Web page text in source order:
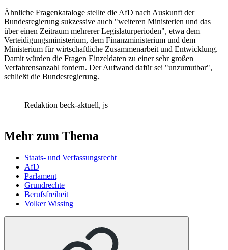
Ähnliche Fragenkataloge stellte die AfD nach Auskunft der
Bundesregierung sukzessive auch "weiteren Ministerien und das
über einen Zeitraum mehrerer Legislaturperioden", etwa dem
Verteidigungsministerium, dem Finanzministerium und dem
Ministerium für wirtschaftliche Zusammenarbeit und Entwicklung.
Damit würden die Fragen Einzeldaten zu einer sehr großen
Verfahrensanzahl fordern. Der Aufwand dafür sei "unzumutbar",
schließt die Bundesregierung.
Redaktion beck-aktuell, js
Mehr zum Thema
Staats- und Verfassungsrecht
AfD
Parlament
Grundrechte
Berufsfreiheit
Volker Wissing